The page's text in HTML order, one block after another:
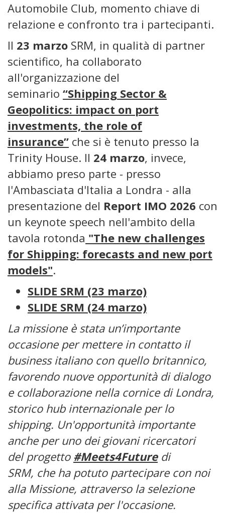
Automobile Club, momento chiave di
relazione e confronto tra i partecipanti.
Il 23 marzo SRM, in qualità di partner
scientifico, ha collaborato
all'organizzazione del
seminario “Shipping Sector &
Geopolitics: impact on port
investments, the role of
insurance” che si è tenuto presso la
Trinity House. Il 24 marzo, invece,
abbiamo preso parte - presso
l'Ambasciata d'Italia a Londra - alla
presentazione del Report IMO 2026 con
un keynote speech nell'ambito della
tavola rotonda "The new challenges
for Shipping: forecasts and new port
models".
SLIDE SRM (23 marzo)
SLIDE SRM (24 marzo)
La missione è stata un’importante
occasione per mettere in contatto il
business italiano con quello britannico,
favorendo nuove opportunità di dialogo
e collaborazione nella cornice di Londra,
storico hub internazionale per lo
shipping. Un'opportunità importante
anche per uno dei giovani ricercatori
del progetto #Meets4Futuredi
SRM, che ha potuto partecipare con noi
alla Missione, attraverso la selezione
specifica attivata per l'occasione.